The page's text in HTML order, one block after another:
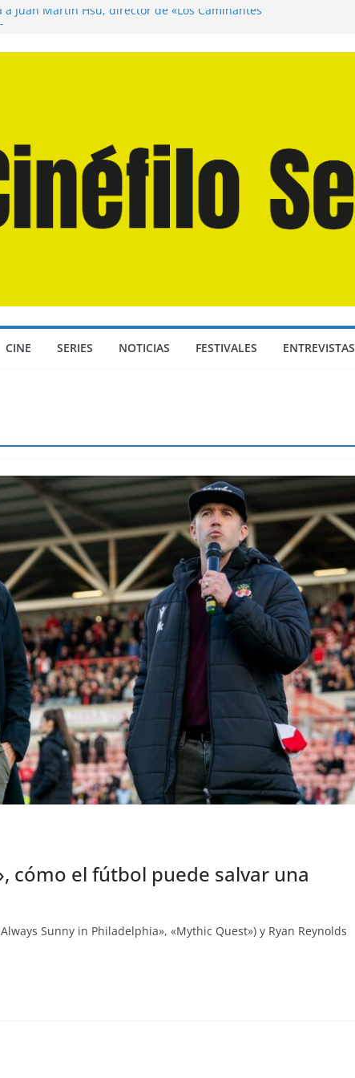
a Juan Martín Hsu, director de «Los Caminantes
CINE SERIES NOTICIAS FESTIVALES ENTREVISTAS
cómo el fútbol puede salvar una
Sunny in Philadelphia», «Mythic Quest») y Ryan Reynolds